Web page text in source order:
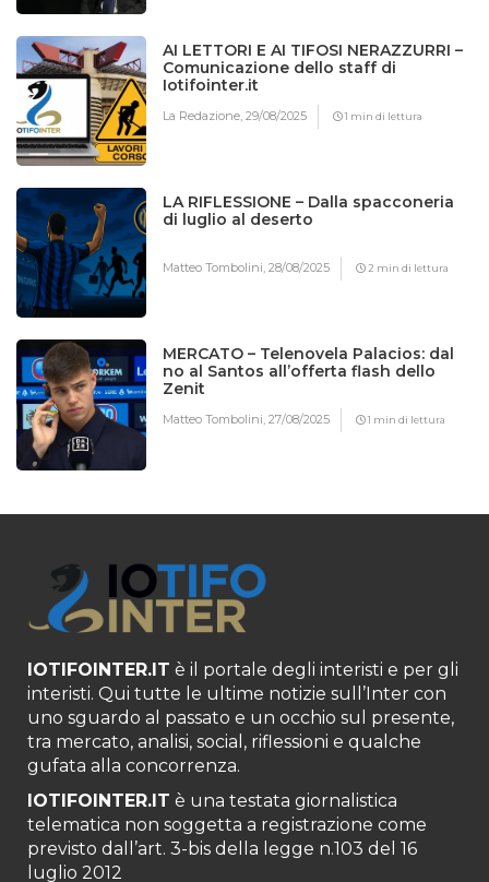
AI LETTORI E AI TIFOSI NERAZZURRI –
Comunicazione dello staff di
Iotifointer.it
La Redazione,29/08/2025 1 min di lettura
LA RIFLESSIONE – Dalla spacconeria
di luglio al deserto
Matteo Tombolini,28/08/2025 2 min di lettura
MERCATO – Telenovela Palacios: dal
no al Santos all’offerta flash dello
Zenit
Matteo Tombolini,27/08/2025 1 min di lettura
IOTIFOINTER.IT è il portale degli interisti e per gli
interisti. Qui tutte le ultime notizie sull’Inter con
uno sguardo al passato e un occhio sul presente,
tra mercato, analisi, social, riflessioni e qualche
gufata alla concorrenza.
IOTIFOINTER.IT è una testata giornalistica
telematica non soggetta a registrazione come
previsto dall’art. 3-bis della legge n.103 del 16
luglio 2012